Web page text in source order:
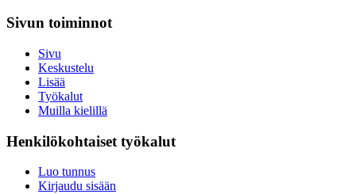
Sivun toiminnot
Sivu
Keskustelu
Lisää
Työkalut
Muilla kielillä
Henkilökohtaiset työkalut
Luo tunnus
Kirjaudu sisään